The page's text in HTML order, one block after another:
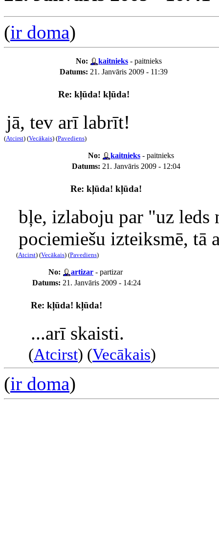
(ir doma)
No: kaitnieks - paitnieks
Datums: 21. Janvāris 2009 - 11:39
Re: kļūda! kļūda!
jā, tev arī labrīt!
(Atcirst) (Vecākais) (Pavediens)
No: kaitnieks - paitnieks
Datums: 21. Janvāris 2009 - 12:04
Re: kļūda! kļūda!
bļe, izlaboju par "uz leds
pociemiešu izteiksmē, tā
(Atcirst) (Vecākais) (Pavediens)
No: artizar - partizar
Datums: 21. Janvāris 2009 - 14:24
Re: kļūda! kļūda!
...arī skaisti.
(Atcirst) (Vecākais)
(ir doma)